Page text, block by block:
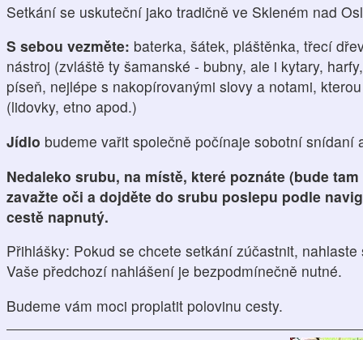
Setkání se uskuteční jako tradičně ve Skleném nad
S sebou vezměte: baterka, šátek, pláštěnka, třecí
nástroj (zvláště ty šamanské - bubny, ale i kytary,
píseň, nejlépe s nakopírovanými slovy a notami,
(lidovky, etno apod.)
Jídlo budeme vařit společně počínaje sobotní snídaní
Nedaleko srubu, na místě, které poznáte (bude
zavažte oči a dojděte do srubu poslepu podle
cestě napnutý.
Přihlášky: Pokud se chcete setkání zúčastnit,
Vaše předchozí nahlášení je bezpodmínečně nutné.
Budeme vám moci proplatit polovinu cesty.